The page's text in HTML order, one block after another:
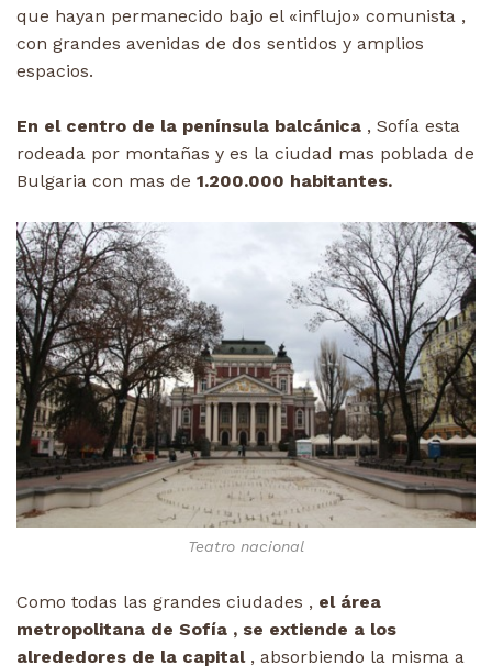
que hayan permanecido bajo el «influjo» comunista ,
con grandes avenidas de dos sentidos y amplios
espacios.
En el centro de la península balcánica , Sofía esta
rodeada por montañas y es la ciudad mas poblada de
Bulgaria con mas de 1.200.000 habitantes.
Teatro nacional
Como todas las grandes ciudades , el área
metropolitana de Sofía , se extiende a los
alrededores de la capital, absorbiendo la misma a